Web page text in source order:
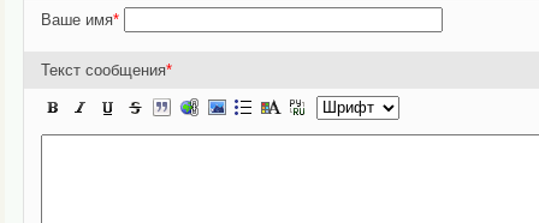
Ваше имя*
Текст сообщения*